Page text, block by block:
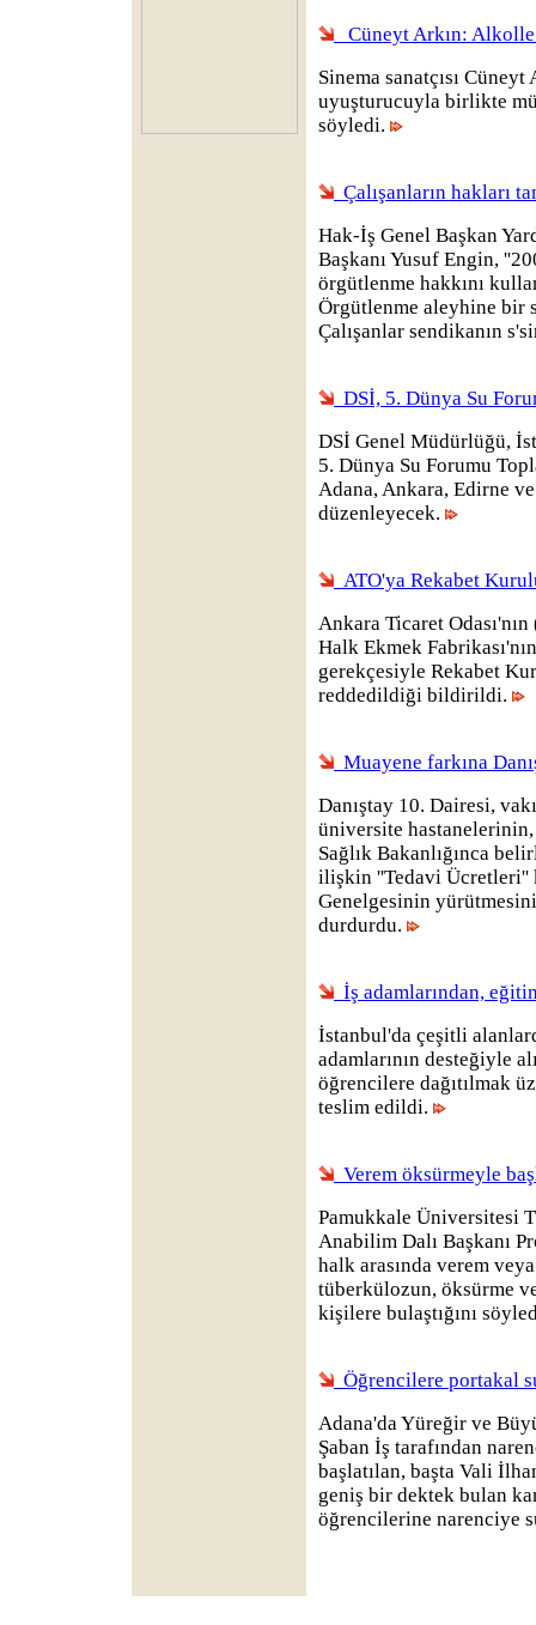
Cüneyt Arkın:
Sinema sanatçısı
uyuşturucuyla birlikte
söyledi.
Çalışanların hakları
Hak-İş Genel Başkan
Başkanı Yusuf Engin,
örgütlenme hakkını
Örgütlenme aleyhine bir
Çalışanlar sendikanın
DSİ, 5. Dünya Su
DSİ Genel Müdürlüğü,
5. Dünya Su Forumu
Adana, Ankara, Edirne
düzenleyecek.
ATO'ya Rekabet
Ankara Ticaret
Halk Ekmek
gerekçesiyle Rekabet
reddedildiği bildirildi.
Muayene farkına
Danıştay 10. Dairesi,
üniversite hastanelerinin,
Sağlık Bakanlığınca
ilişkin ''Tedavi Ücretleri''
Genelgesinin
durdurdu.
İş adamlarından,
İstanbul'da çeşitli
adamlarının desteğiyle
öğrencilere dağıtılmak
teslim edildi.
Verem öksürmeyle
Pamukkale Üniversitesi
Anabilim Dalı Başkanı
halk arasında verem
tüberkülozun, öksürme
kişilere bulaştığını
Öğrencilere portakal
Adana'da Yüreğir ve
Şaban İş tarafından
başlatılan, başta Vali
geniş bir dektek bulan
öğrencilerine narenciye